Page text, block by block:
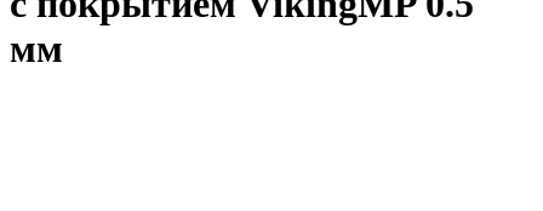
мм